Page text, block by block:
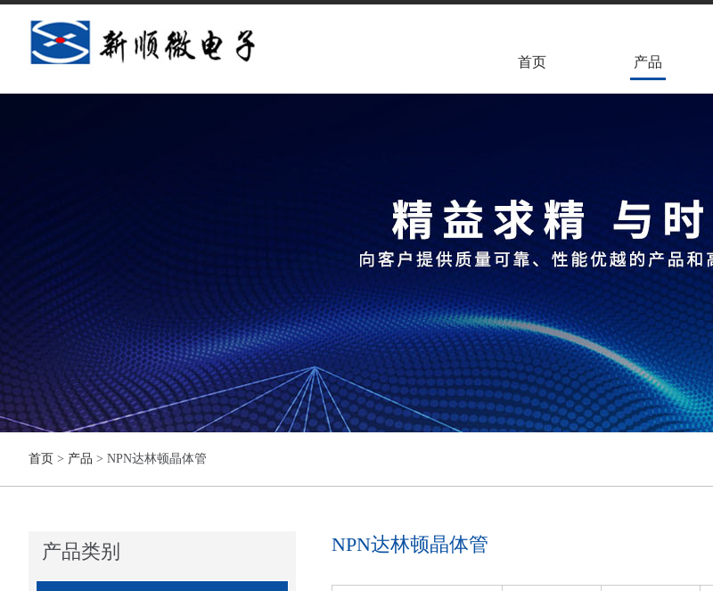
首页 产品
首页 > 产品 > NPN达林顿晶体管
产品类别 NPN达林顿晶体管